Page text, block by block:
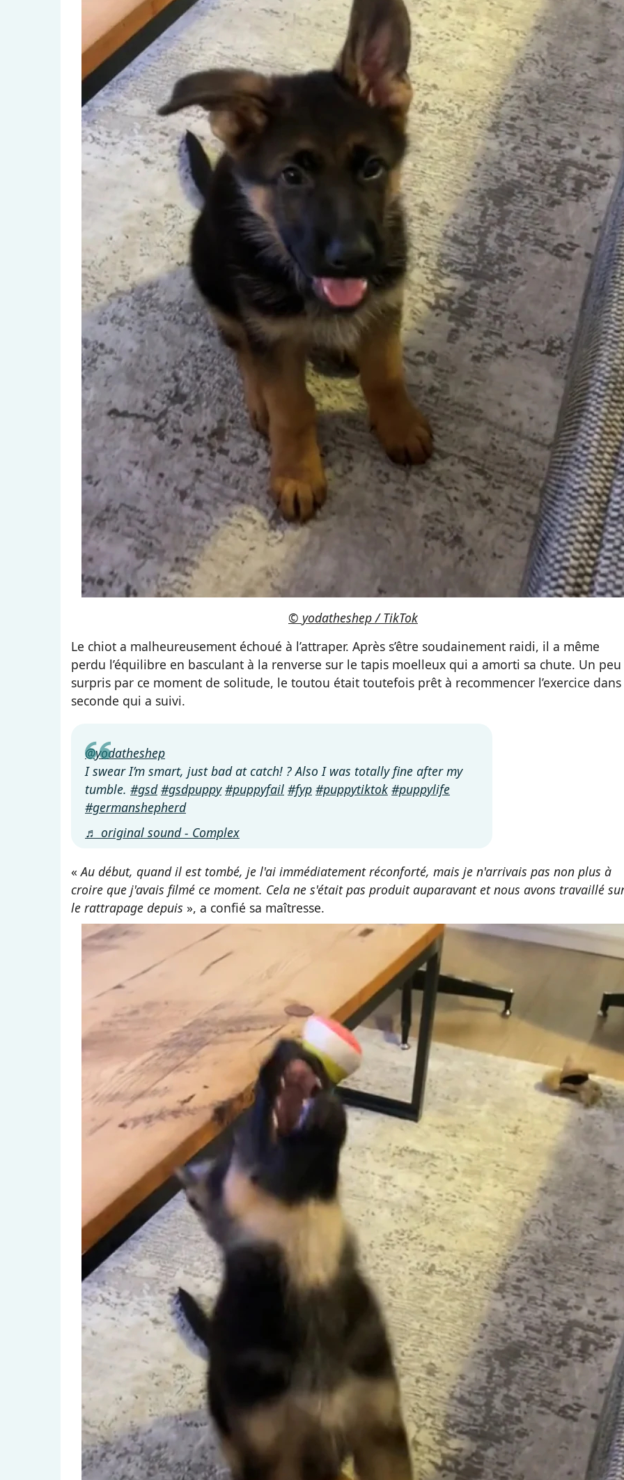
© yodatheshep / TikTok
Le chiot a malheureusement échoué à l’attraper. Après s’être soudainement raidi, il a même
perdu l’équilibre en basculant à la renverse sur le tapis moelleux qui a amorti sa chute. Un peu
surpris par ce moment de solitude, le toutou était toutefois prêt à recommencer l’exercice
seconde qui a suivi.
@yodatheshep
I swear I’m smart, just bad at catch! ? Also I was totally fine after my
tumble. #gsd #gsdpuppy #puppyfail #fyp #puppytiktok #puppylife
#germanshepherd
♬ original sound - Complex
«Au début, quand il est tombé, je l'ai immédiatement réconforté, mais je n'arrivais pas non plus à
croire que j'avais filmé ce moment. Cela ne s'était pas produit auparavant et nous avons travaillé
le rattrapage depuis », a confié sa maîtresse.